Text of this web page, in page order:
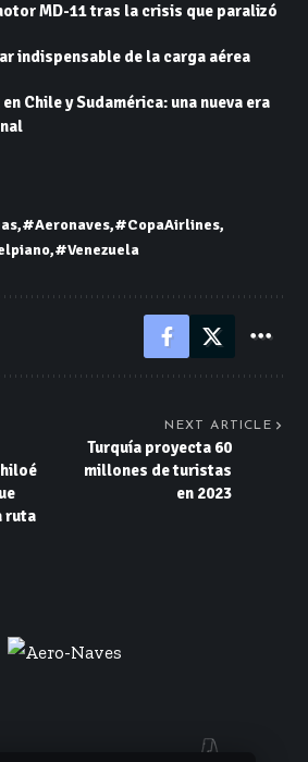
MD-11 tras la crisis que paralizó
indispensable de la carga aérea
Chile y Sudamérica: una nueva era
#Aeronaves #CopaAirlines
#Venezuela
ruta
NEXT ARTICLE
Turquía proyecta 60
millones de turistas
en 2023